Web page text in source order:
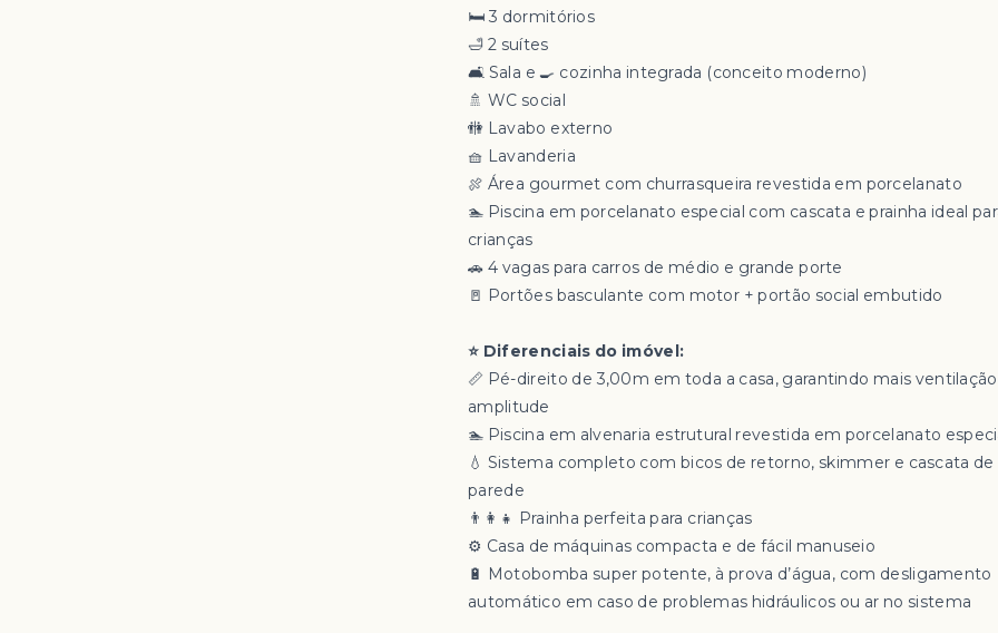
🛏 3 dormitórios
🛁 2 suítes
🛋 Sala e 🍳 cozinha integrada (conceito moderno)
🚿 WC social
🚻 Lavabo externo
🧺 Lavanderia
🍖 Área gourmet com churrasqueira revestida em porcelanato
🏊 Piscina em porcelanato especial com cascata e prainha ideal
crianças
🚗 4 vagas para carros de médio e grande porte
🚪 Portões basculante com motor + portão social embutido
⭐ Diferenciais do imóvel:
📏 Pé-direito de 3,00m em toda a casa, garantindo mais
amplitude
🏊 Piscina em alvenaria estrutural revestida em porcelanato
💧 Sistema completo com bicos de retorno, skimmer e cascata de
parede
👨‍👩‍👧 Prainha perfeita para crianças
⚙️ Casa de máquinas compacta e de fácil manuseio
🔋 Motobomba super potente, à prova d’água, com desligamento
automático em caso de problemas hidráulicos ou ar no sistema